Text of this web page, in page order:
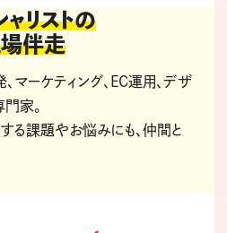
リストの
伴走
マーケティング、EC運用、デザ
家。
る課題やお悩みにも、仲間と